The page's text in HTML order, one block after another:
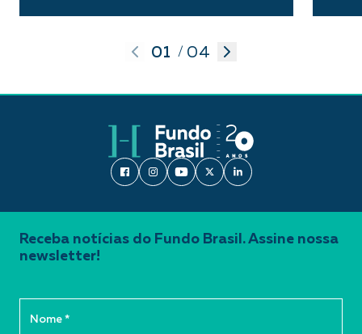
01 / 04
Receba notícias do Fundo Brasil. Assine nossa
newsletter!